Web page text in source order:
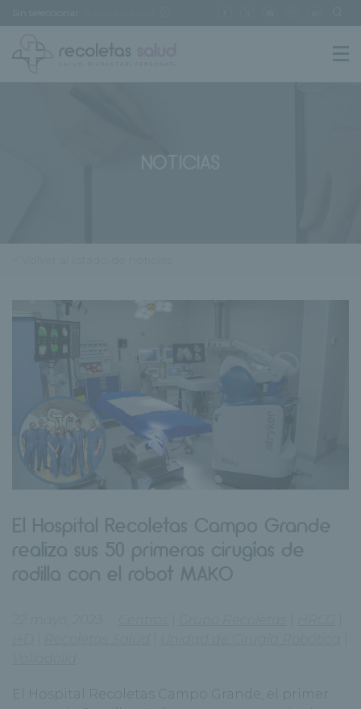
NOTICIAS
El Hospital Recoletas Campo Grande
realiza sus 50 primeras cirugías de
rodilla con el robot MAKO
El Hospital Recoletas Campo Grande, el primer